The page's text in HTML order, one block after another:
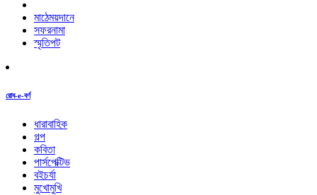
মাঠেময়দানে
সফরনামা
স্মৃতিপট
রোব-e-বর্ণ
ধারাবাহিক
গল্প
কবিতা
পার্সপেক্টিভ
বইচর্যা
মুখোমুখি